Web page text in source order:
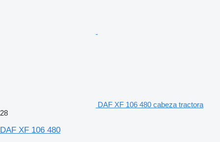
DAF XF 106 480 cabeza tractora
28
DAF XF 106 480